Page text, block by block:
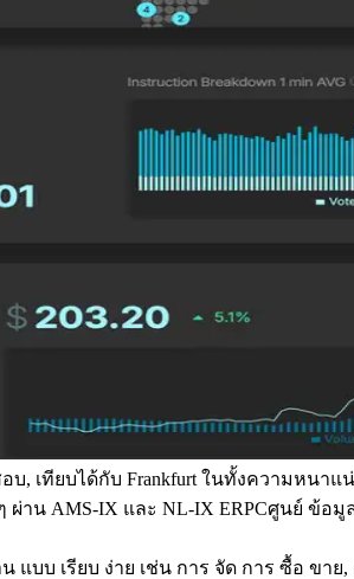
บ, เทียบได้กับ Frankfurt ในทั้งความห
น AMS-IX และ NL-IX ERPCศูนย์ ข้อมู
บ เรียบ ง่าย เช่น การ จัด การ ซื้อ ขาย,